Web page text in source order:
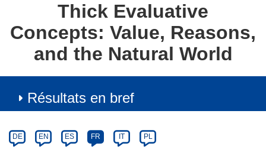
Thick Evaluative
Concepts: Value, Reasons,
and the Natural World
Résultats en bref
Category
Article
available
DE EN ES FR IT PL